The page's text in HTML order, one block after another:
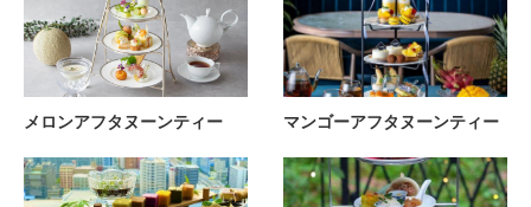
メロンアフタヌーンティー マンゴーアフタヌーンティー